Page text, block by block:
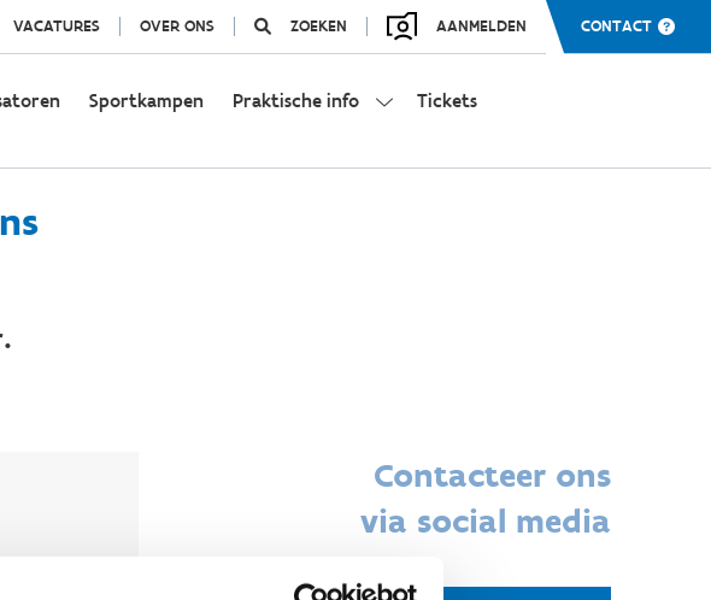
VACATURES OVER ONS ZOEKEN AANMELDEN CONTACT
Sportkampen Praktische info Tickets
Contacteer ons
via social media